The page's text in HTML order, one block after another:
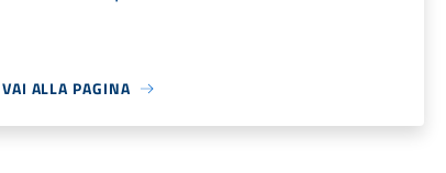
VAI ALLA PAGINA